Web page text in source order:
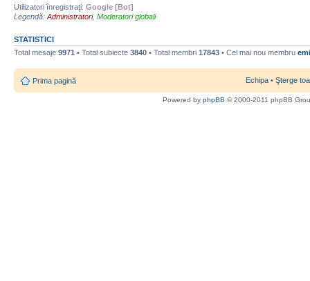
Utilizatori înregistraţi: Google [Bot]
Legendă: Administratori, Moderatori globali
STATISTICI
Total mesaje 9971 • Total subiecte 3840 • Total membri 17843 • Cel mai nou membru
Prima pagină Echipa • Şterge
Powered by phpBB © 2000-2011 phpBB